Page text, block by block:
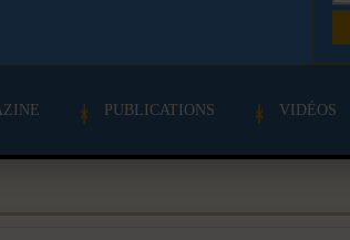
PUBLICATIONS VIDÉOS